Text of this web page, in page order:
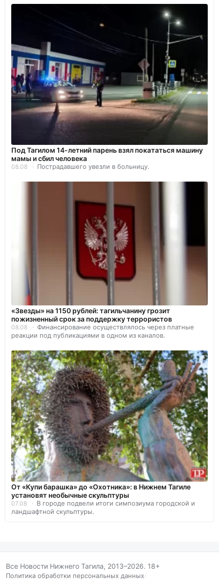
Под Тагилом 14-летний парень взял покататься машину
мамы и сбил человека
08.08 Пострадавшего увезли в больницу.
«Звезды» на 1150 рублей: тагильчанину грозит
пожизненный срок за поддержку террористов
08.08
Финансирование осуществлялось через платные
реакции под публикациями в одном из каналов.
От «Купи барашка» до «Охотника»: в Нижнем Тагиле
установят необычные скульптуры
07.08
В городе подвели итоги симпозиума городской и
ландшафтной скульптуры.
Все Новости Нижнего Тагила, 2013–2026. 18+
Политика обработки персональных данных/